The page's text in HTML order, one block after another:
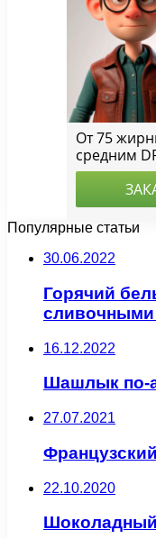
Популярные статьи
30.06.2022
Горячий
сливочными
16.12.2022
Шашлык по-
27.07.2021
22.10.2020
Шоколадный